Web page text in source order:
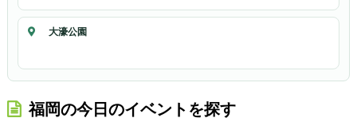
大濠公園
福岡の今日のイベントを探す